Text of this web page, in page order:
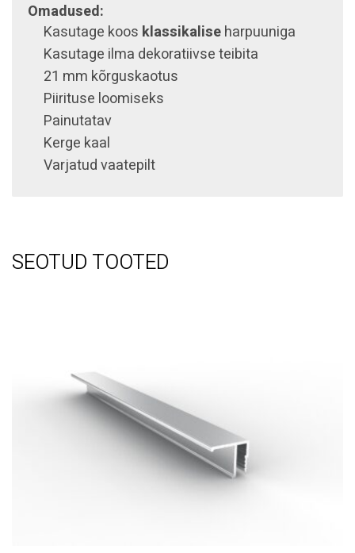
Omadused:
Kasutage koos klassikaliseharpuuniga
Kasutage ilma dekoratiivse teibita
21 mm kõrguskaotus
Piirituse loomiseks
Painutatav
Kerge kaal
Varjatud vaatepilt
SEOTUD TOOTED